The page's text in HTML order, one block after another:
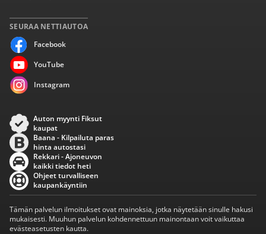
SEURAA NETTIAUTOA
Facebook
YouTube
Instagram
Auton myynti Fiksut
kaupat
Baana - Kilpailuta paras
hinta autostasi
Rekkari - Ajoneuvon
kaikki tiedot heti
Ohjeet turvalliseen
kaupankäyntiin
Tämän palvelun ilmoitukset ovat mainoksia, jotka näytetään sinulle hakusi
mukaisesti. Muuhun palvelun kohdennettuun mainontaan voit vaikuttaa
evästeasetusten kautta.